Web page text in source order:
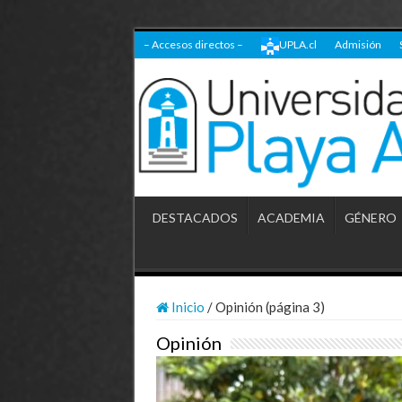
– Accesos directos – UPLA.cl Admisión
DESTACADOS ACADEMIA GÉNERO
Inicio /Opinión (página 3)
Opinión